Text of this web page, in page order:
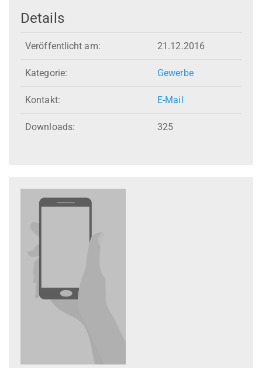
Details
Veröffentlicht am: 21.12.2016
Kategorie: Gewerbe
Kontakt: E-Mail
Downloads: 325